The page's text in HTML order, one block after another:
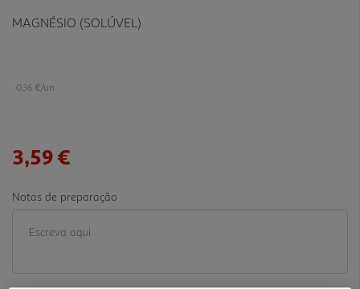
Link
para
MAGNÉSIO (SOLÚVEL)
0.36 €/un
3,59 €
Notas de preparação